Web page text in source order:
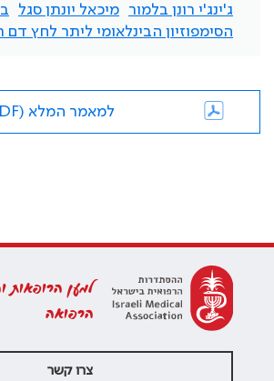
ג'ינג'י רונן בלמור
מיכאל יונתן סגל
הסימפוזיון הבינלאומי ליתר לחץ דם
למאמר המלא (PDF)
למען הרופאות
הרפואה
צרו קשר